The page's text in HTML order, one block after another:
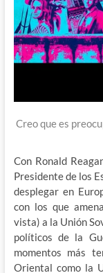
Creo que es
Con Ronald
Presidente de los
desplegar en
con los que
vista) a la Unión
políticos de la
momentos más
Oriental como la